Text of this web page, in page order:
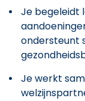
Je begeleidt
ondersteunt
Je werkt